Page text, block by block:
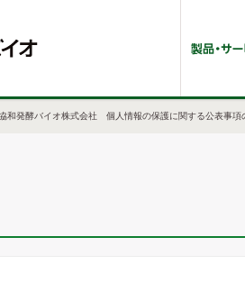
和発酵バイオ株式会社 個人情報の保護に関する公表事項